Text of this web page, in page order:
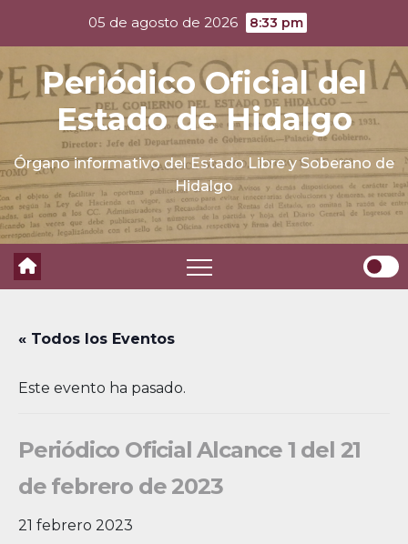
content
05 de agosto de 2026 8:33 pm
Periódico Oficial del
Estado de Hidalgo
Órgano informativo del Estado Libre y Soberano de
Hidalgo
« Todos los Eventos
Este evento ha pasado.
Periódico Oficial Alcance 1 del 21
de febrero de 2023
21 febrero 2023